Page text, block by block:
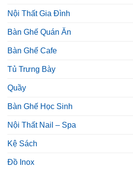
Nội Thất Gia Đình
Bàn Ghế Quán Ăn
Bàn Ghế Cafe
Tủ Trưng Bày
Quầy
Bàn Ghế Học Sinh
Nội Thất Nail – Spa
Kệ Sách
Đồ Inox